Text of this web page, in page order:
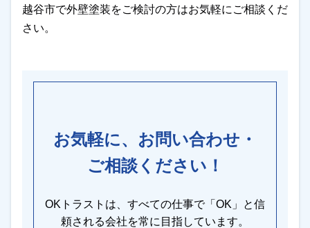
越谷市で外壁塗装をご検討の方はお気軽にご相談くだ
さい。
お気軽に、お問い合わせ・
ご相談ください！
OKトラストは、すべての仕事で「OK」と信
頼される会社を常に目指しています。